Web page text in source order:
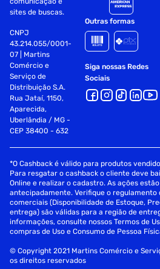
sites de buscas.
CNPJ
43.214.055/0001-
07 | Martins
Comércio e
Serviço de
Distribuição S.A.
Rua Jataí, 1150,
Aparecida,
Uberlândia / MG -
CEP 38400 - 632
Outras formas
Siga nossas Redes
Sociais
*O Cashback é válido para produtos
Para resgatar o cashback o cliente deve
Online e realizar o cadastro. As ações
antecipadamente. Verifique o regulamento
comerciais (Disponibilidade de Estoque,
entrega) são válidas para a região de
informações, consulte nossos Termos de
compras de Uso e Consumo de Pessoa
© Copyright 2021 Martins Comércio e
os direitos reservados